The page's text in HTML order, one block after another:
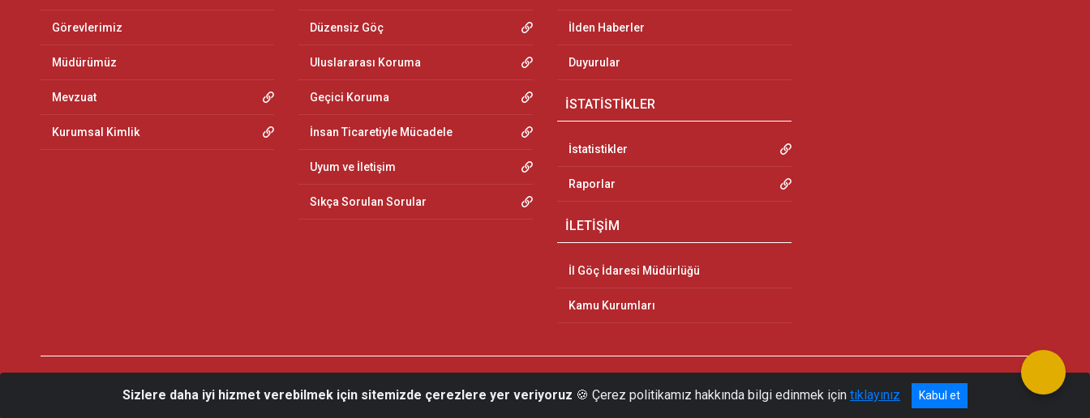
Görevlerimiz
Müdürümüz
Mevzuat
Kurumsal Kimlik
Düzensiz Göç
Uluslararası Koruma
Geçici Koruma
İnsan Ticaretiyle Mücadele
Uyum ve İletişim
Sıkça Sorulan Sorular
İlden Haberler
Duyurular
İSTATİSTİKLER
İstatistikler
Raporlar
İLETİŞİM
İl Göç İdaresi Müdürlüğü
Kamu Kurumları
Sizlere daha iyi hizmet verebilmek için sitemizde çerezlere yer veriyoruz 🍪 Çerez politikamız hakkında bilgi edinmek için tıklayınız Kabul et